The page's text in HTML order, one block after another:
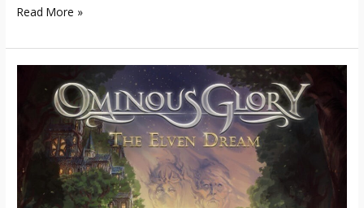
Read More »
Suggestion
musicale
(power
metal